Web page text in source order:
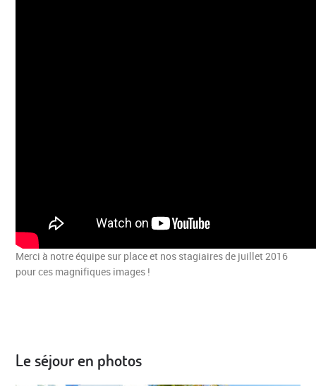
Merci à notre équipe sur place et nos stagiaires de juillet 2016
pour ces magnifiques images !
Le séjour en photos